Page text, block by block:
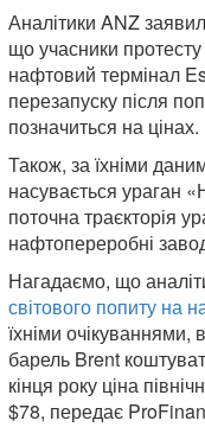
Аналітики ANZ
що учасники
нафтовий термінал
перезапуску після
позначиться на цінах.
Також, за їхніми
насувається ураган
поточна траєкторія
нафтопереробні
Нагадаємо, що
світового попиту на
їхніми очікуваннями,
барель Brent
кінця року ціна
$78, передає